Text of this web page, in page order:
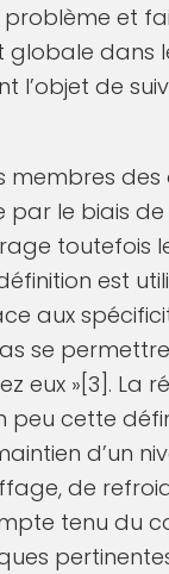
et
dans
l’objet de
membres
par le biais de
toutefois
est
aux
se
eux »[3]. La
peu cette
d’un
de
tenu du